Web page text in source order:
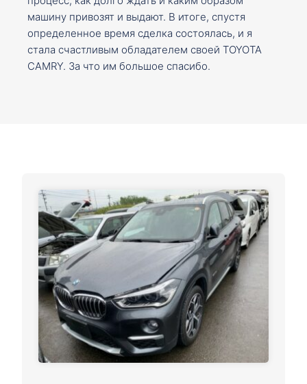
машину привозят и выдают. В итоге, спустя
определенное время сделка состоялась, и я
стала счастливым обладателем своей TOYOTA
CAMRY. За что им большое спасибо.